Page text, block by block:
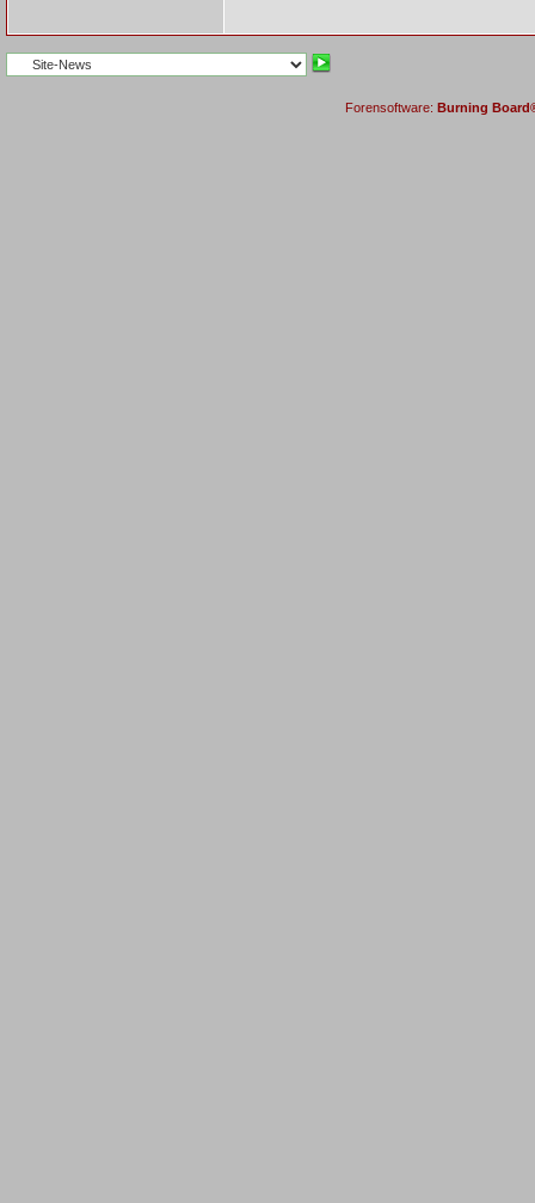
Forensoftware: Burning